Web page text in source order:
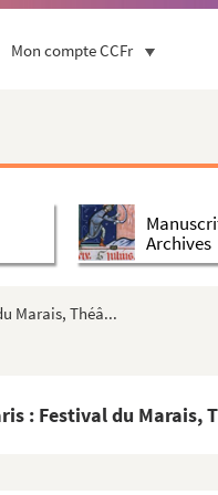
Mon compte CCFr
Archives
Marais, Théâ...
: Festival du Marais,